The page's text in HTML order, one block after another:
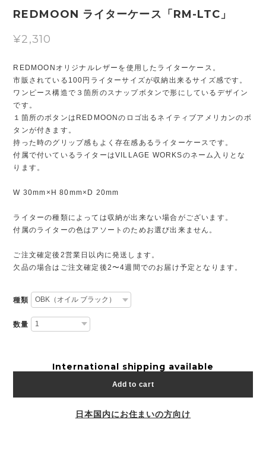
REDMOON ライターケース「RM-LTC」
¥2,310
REDMOONオリジナルレザーを使用したライターケース。
市販されている100円ライターサイズが収納出来るサイズ感です。
ワンピース構造で３箇所のスナップボタンで形にしているデザイン
です。
１箇所のボタンはREDMOONのロゴ出るネイティブアメリカンのボ
タンが付きます。
持った時のグリップ感もよく存在感あるライターケースです。
付属で付いているライターはVILLAGE WORKSのネーム入りとな
ります。
W 30mm×H 80mm×D 20mm
ライターの種類によっては収納が出来ない場合がございます。
付属のライターの色はアソートのためお選び出来ません。
ご注文確定後2営業日以内に発送します。
欠品の場合はご注文確定後2〜4週間でのお届け予定となります。
種類
数量
International shipping available
Add to cart
日本国内にお住まいの方向け